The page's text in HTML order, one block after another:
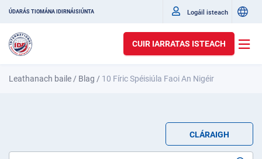
ÚDARÁS TIOMÁNA IDIRNÁISIÚNTA Logáil isteach
CUIR IARRATAS ISTEACH
Leathanach baile / Blag / 10 Fíric Spéisiúla Faoi An Nigéir
CLÁRAIGH